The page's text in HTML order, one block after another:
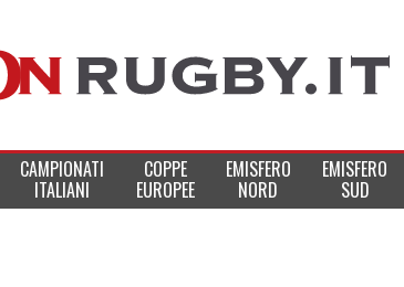
CAMPIONATI
ITALIANI
COPPE
EUROPEE
EMISFERO
NORD
EMISFERO
SUD